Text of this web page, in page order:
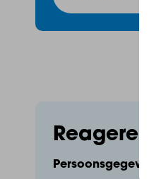
- Voorzien van een
- Externe privé
Ben je enthousiast